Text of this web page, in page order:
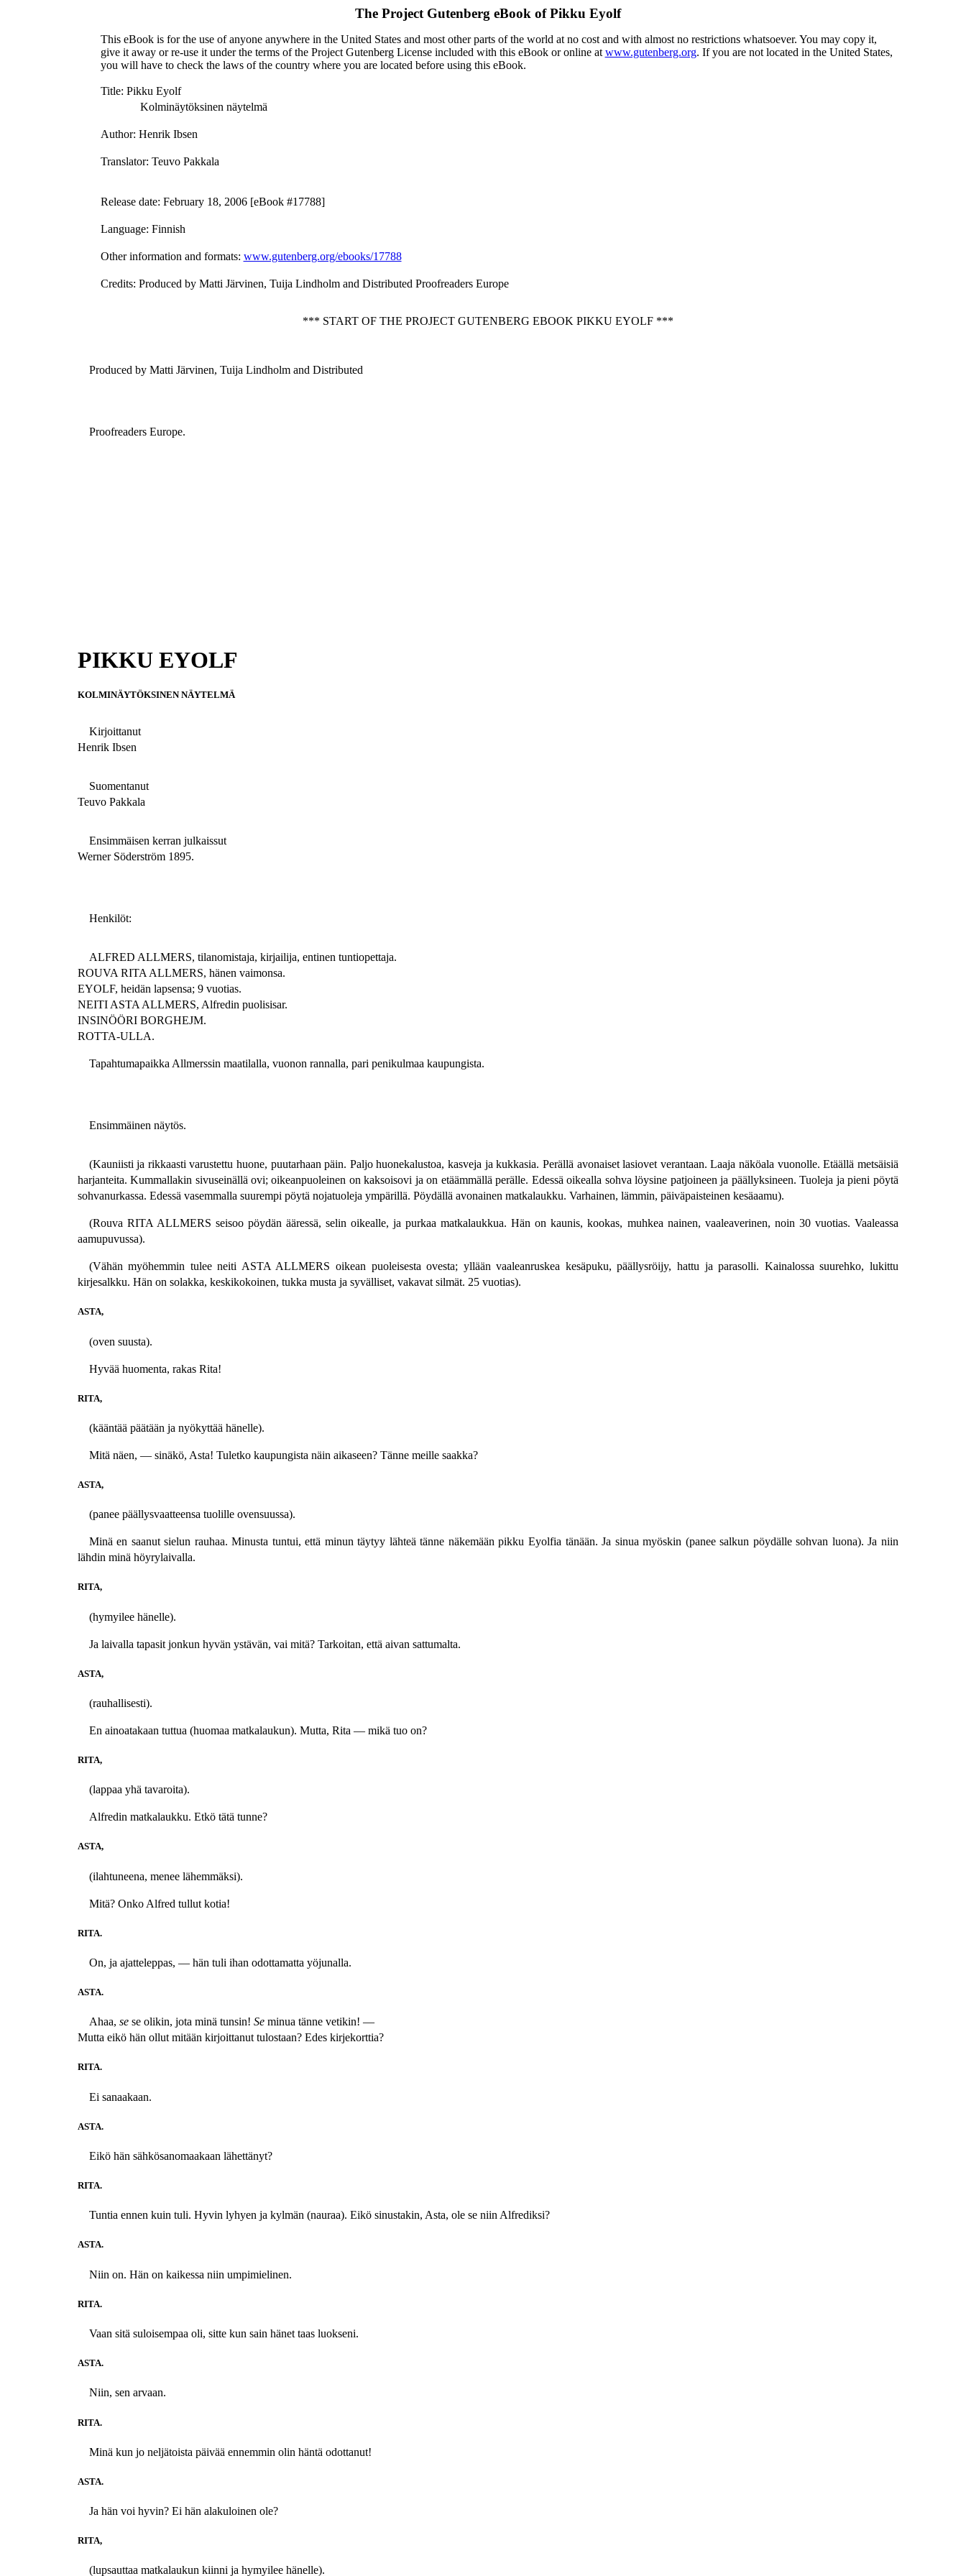
The Project Gutenberg eBook ofPikku Eyolf
This eBook is for the use of anyone anywhere in the United States and most other parts of the world at no cost and with almost no restrictions whatsoever. You may copy it,
give it away or re-use it under the terms of the Project Gutenberg License included with this eBook or online at www.gutenberg.org. If you are not located in the United States,
you will have to check the laws of the country where you are located before using this eBook.
Title: Pikku Eyolf
Kolminäytöksinen näytelmä
Author: Henrik Ibsen
Translator: Teuvo Pakkala
Release date: February 18, 2006 [eBook #17788]
Language: Finnish
Other information and formats: www.gutenberg.org/ebooks/17788
Credits: Produced by Matti Järvinen, Tuija Lindholm and Distributed Proofreaders Europe
*** START OF THE PROJECT GUTENBERG EBOOK PIKKU EYOLF ***
Produced by Matti Järvinen, Tuija Lindholm and Distributed
Proofreaders Europe.
PIKKU EYOLF
KOLMINÄYTÖKSINEN NÄYTELMÄ
Kirjoittanut
Henrik Ibsen
Suomentanut
Teuvo Pakkala
Ensimmäisen kerran julkaissut
Werner Söderström 1895.
Henkilöt:
ALFRED ALLMERS, tilanomistaja, kirjailija, entinen tuntiopettaja.
ROUVA RITA ALLMERS, hänen vaimonsa.
EYOLF, heidän lapsensa; 9 vuotias.
NEITI ASTA ALLMERS, Alfredin puolisisar.
INSINÖÖRI BORGHEJM.
ROTTA-ULLA.
Tapahtumapaikka Allmerssin maatilalla, vuonon rannalla, pari penikulmaa kaupungista.
Ensimmäinen näytös.
(Kauniisti ja rikkaasti varustettu huone, puutarhaan päin. Paljo huonekalustoa, kasveja ja kukkasia. Perällä avonaiset lasiovet verantaan. Laaja näköala vuonolle. Etäällä metsäisiä
harjanteita. Kummallakin sivuseinällä ovi; oikeanpuoleinen on kaksoisovi ja on etäämmällä perälle. Edessä oikealla sohva löysine patjoineen ja päällyksineen. Tuoleja ja pieni pöytä
sohvanurkassa. Edessä vasemmalla suurempi pöytä nojatuoleja ympärillä. Pöydällä avonainen matkalaukku. Varhainen, lämmin, päiväpaisteinen kesäaamu).
(Rouva RITA ALLMERS seisoo pöydän ääressä, selin oikealle, ja purkaa matkalaukkua. Hän on kaunis, kookas, muhkea nainen, vaaleaverinen, noin 30 vuotias. Vaaleassa
aamupuvussa).
(Vähän myöhemmin tulee neiti ASTA ALLMERS oikean puoleisesta ovesta; yllään vaaleanruskea kesäpuku, päällysröijy, hattu ja parasolli. Kainalossa suurehko, lukittu
kirjesalkku. Hän on solakka, keskikokoinen, tukka musta ja syvälliset, vakavat silmät. 25 vuotias).
ASTA,
(oven suusta).
Hyvää huomenta, rakas Rita!
RITA,
(kääntää päätään ja nyökyttää hänelle).
Mitä näen, — sinäkö, Asta! Tuletko kaupungista näin aikaseen? Tänne meille saakka?
ASTA,
(panee päällysvaatteensa tuolille ovensuussa).
Minä en saanut sielun rauhaa. Minusta tuntui, että minun täytyy lähteä tänne näkemään pikku Eyolfia tänään. Ja sinua myöskin (panee salkun pöydälle sohvan luona). Ja niin
lähdin minä höyrylaivalla.
RITA,
(hymyilee hänelle).
Ja laivalla tapasit jonkun hyvän ystävän, vai mitä? Tarkoitan, että aivan sattumalta.
ASTA,
(rauhallisesti).
En ainoatakaan tuttua (huomaa matkalaukun). Mutta, Rita — mikä tuo on?
RITA,
(lappaa yhä tavaroita).
Alfredin matkalaukku. Etkö tätä tunne?
ASTA,
(ilahtuneena, menee lähemmäksi).
Mitä? Onko Alfred tullut kotia!
RITA.
On, ja ajatteleppas, — hän tuli ihan odottamatta yöjunalla.
ASTA.
Ahaa, sese olikin, jota minä tunsin! Seminua tänne vetikin! —
Mutta eikö hän ollut mitään kirjoittanut tulostaan? Edes kirjekorttia?
RITA.
Ei sanaakaan.
ASTA.
Eikö hän sähkösanomaakaan lähettänyt?
RITA.
Tuntia ennen kuin tuli. Hyvin lyhyen ja kylmän (nauraa). Eikö sinustakin, Asta, ole se niin Alfrediksi?
ASTA.
Niin on. Hän on kaikessa niin umpimielinen.
RITA.
Vaan sitä suloisempaa oli, sitte kun sain hänet taas luokseni.
ASTA.
Niin, sen arvaan.
RITA.
Minä kun jo neljätoista päivää ennemmin olin häntä odottanut!
ASTA.
Ja hän voi hyvin? Ei hän alakuloinen ole?
RITA,
(lupsauttaa matkalaukun kiinni ja hymyilee hänelle).